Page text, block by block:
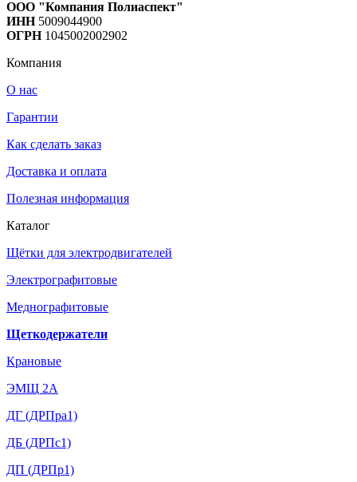
ООО "Компания Полиаспект"
ИНН5009044900
ОГРН 1045002002902
Компания
О нас
Гарантии
Как сделать заказ
Доставка и оплата
Полезная информация
Каталог
Щётки для электродвигателей
Электрографитовые
Меднографитовые
Щеткодержатели
Крановые
ЭМЩ 2А
ДГ (ДРПра1)
ДБ (ДРПс1)
ДП (ДРПр1)